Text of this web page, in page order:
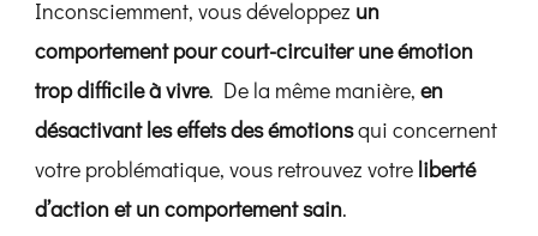
Inconsciemment, vous développez un
comportement pour court-circuiter une émotion
trop difficile à vivre. De la même manière, en
désactivant les effets des émotionsqui concernent
votre problématique, vous retrouvez votre liberté
d’action et un comportement sain.